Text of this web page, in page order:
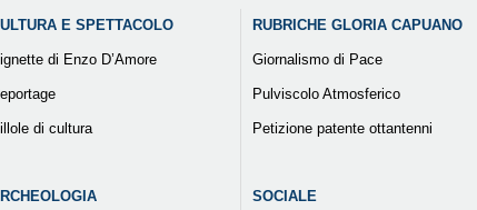
E SPETTACOLO
di Enzo D’Amore
di cultura
RUBRICHE GLORIA CAPUANO
Giornalismo di Pace
Pulviscolo Atmosferico
Petizione patente ottantenni
SOCIALE